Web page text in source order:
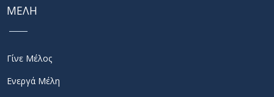
ΜΕΛΗ
Γίνε Μέλος
Ενεργά Μέλη